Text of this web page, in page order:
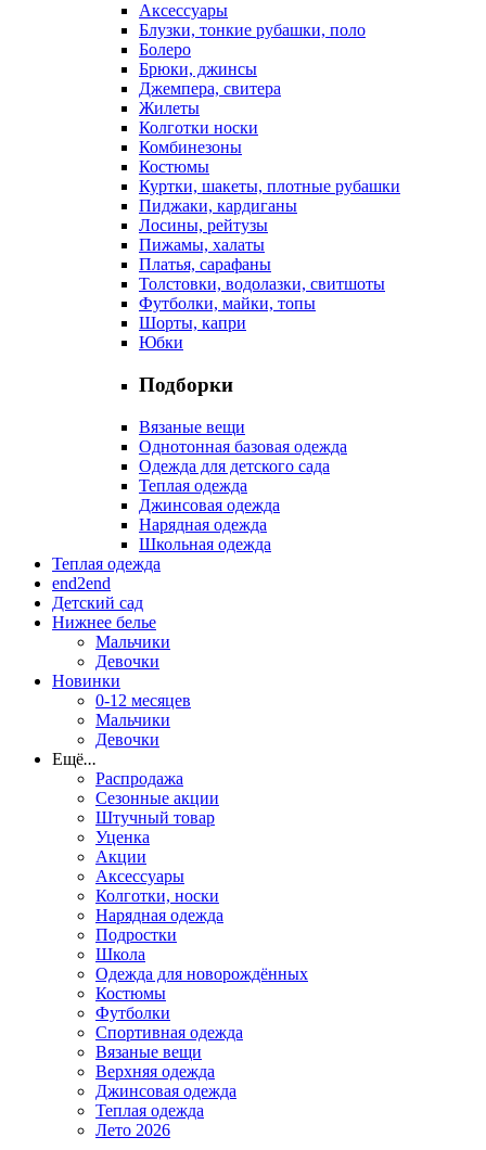
Аксессуары
Блузки, тонкие рубашки, поло
Болеро
Брюки, джинсы
Джемпера, свитера
Жилеты
Колготки носки
Комбинезоны
Костюмы
Куртки, шакеты, плотные рубашки
Пиджаки, кардиганы
Лосины, рейтузы
Пижамы, халаты
Платья, сарафаны
Толстовки, водолазки, свитшоты
Футболки, майки, топы
Шорты, капри
Юбки
Подборки
Вязаные вещи
Однотонная базовая одежда
Одежда для детского сада
Теплая одежда
Джинсовая одежда
Нарядная одежда
Школьная одежда
Теплая одежда
end2end
Детский сад
Нижнее белье
Мальчики
Девочки
Новинки
0-12 месяцев
Мальчики
Девочки
Ещё...
Распродажа
Сезонные акции
Штучный товар
Уценка
Акции
Аксессуары
Колготки, носки
Нарядная одежда
Подростки
Школа
Одежда для новорождённых
Костюмы
Футболки
Спортивная одежда
Вязаные вещи
Верхняя одежда
Джинсовая одежда
Теплая одежда
Лето 2026